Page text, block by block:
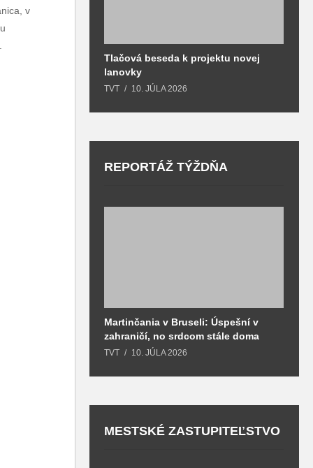
v
Tlačová beseda k projektu novej
lanovky
TVT 10. JÚLA 2026
REPORTÁŽ TÝŽDŇA
Martinčania v Bruseli: Úspešní v
zahraničí, no srdcom stále doma
TVT 10. JÚLA 2026
MESTSKÉ ZASTUPITEĽSTVO